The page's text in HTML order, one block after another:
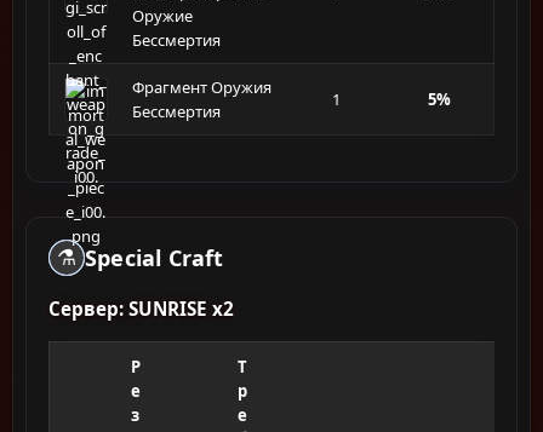
Оружие
Бессмертия
Фрагмент Оружия
Бессмертия
1 5%
⚗️ Special Craft
Сервер: SUNRISE x2
Р
е
з
Т
р
е